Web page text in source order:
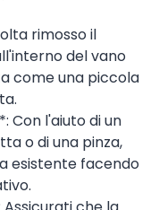
rimosso il
del vano
come una piccola
Con l'aiuto di un
o di una pinza,
esistente facendo